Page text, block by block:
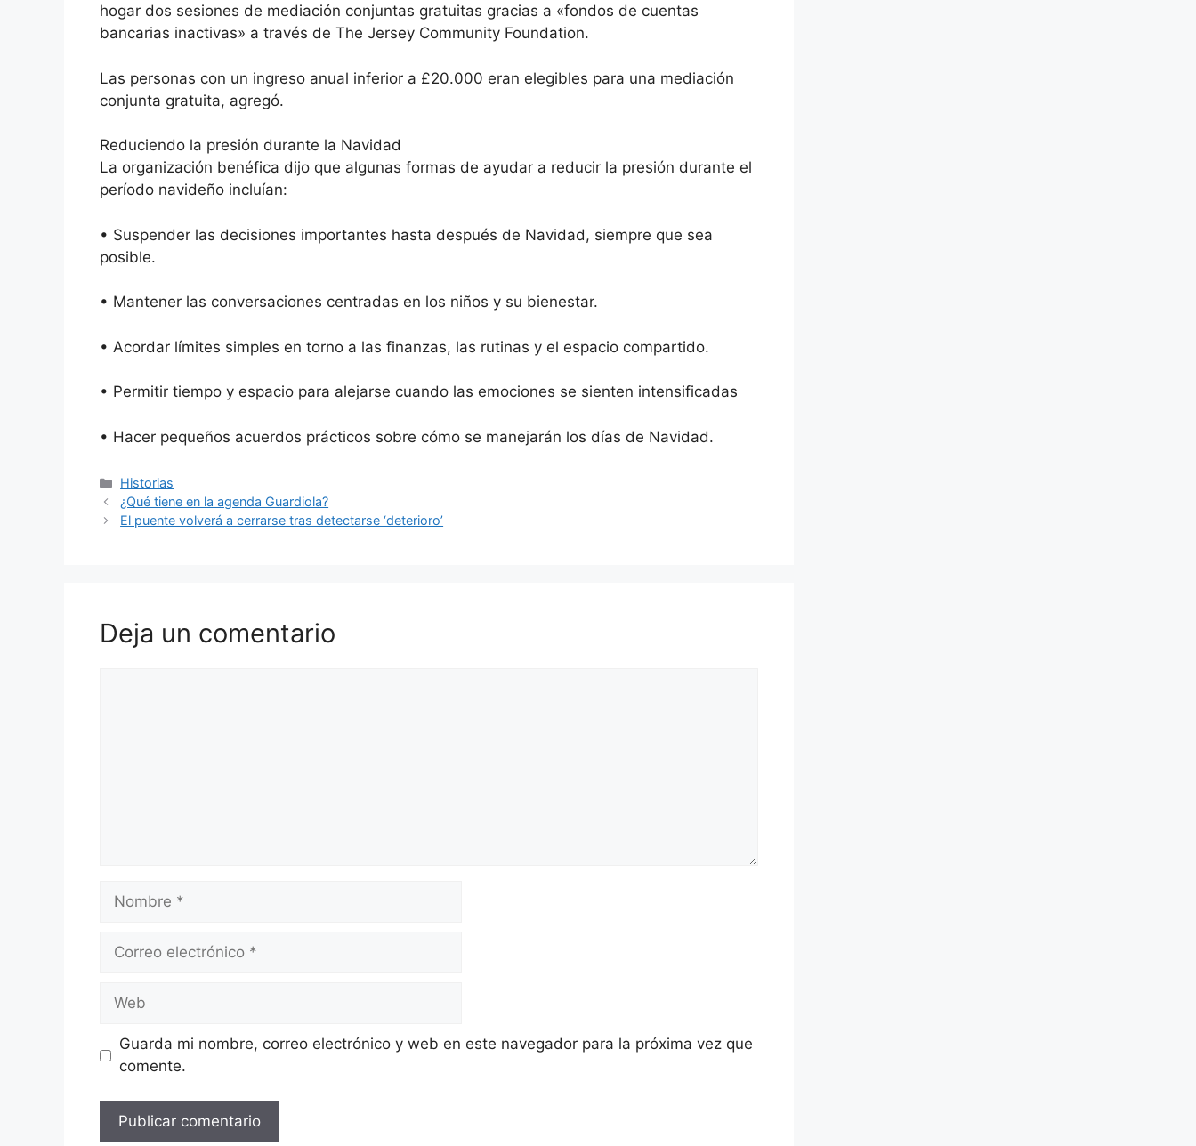
hogar dos sesiones de mediación conjuntas gratuitas gracias a «fondos de cuentas
bancarias inactivas» a través de The Jersey Community Foundation.
Las personas con un ingreso anual inferior a £20.000 eran elegibles para una mediación
conjunta gratuita, agregó.
Reduciendo la presión durante la Navidad
La organización benéfica dijo que algunas formas de ayudar a reducir la presión durante el
período navideño incluían:
• Suspender las decisiones importantes hasta después de Navidad, siempre que sea
posible.
• Mantener las conversaciones centradas en los niños y su bienestar.
• Acordar límites simples en torno a las finanzas, las rutinas y el espacio compartido.
• Permitir tiempo y espacio para alejarse cuando las emociones se sienten intensificadas
• Hacer pequeños acuerdos prácticos sobre cómo se manejarán los días de Navidad.
Categorías
Historias
¿Qué tiene en la agenda Guardiola?
El puente volverá a cerrarse tras detectarse ‘deterioro’
Deja un comentario
Nombre
Correo
Web
Guarda mi nombre, correo electrónico y web en este navegador para la próxima vez que
comente.